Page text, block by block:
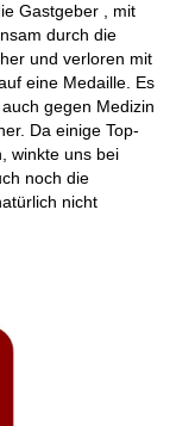
Gastgeber , mit
durch die
und verloren mit
eine Medaille. Es
gegen Medizin
Da einige Top-
winkte uns bei
noch die
nicht